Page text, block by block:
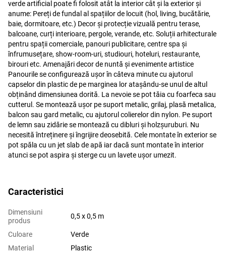
verde artificial poate fi folosit atât la interior cât și la exterior și
anume: Pereți de fundal al spațiilor de locuit (hol, living, bucătărie,
baie, dormitoare, etc.) Decor și protecție vizuală pentru terase,
balcoane, curți interioare, pergole, verande, etc. Soluții arhitecturale
pentru spații comerciale, panouri publicitare, centre spa și
înfrumusețare, show-room-uri, studiouri, hoteluri, restaurante,
birouri etc. Amenajări decor de nuntă și evenimente artistice
Panourile se configurează ușor în câteva minute cu ajutorul
capselor din plastic de pe marginea lor atașându-se unul de altul
obținând dimensiunea dorită. La nevoie se pot tăia cu foarfeca sau
cutterul. Se montează ușor pe suport metalic, grilaj, plasă metalica,
balcon sau gard metalic, cu ajutorul colierelor din nylon. Pe suport
de lemn sau zidărie se montează cu dibluri și holzșuruburi. Nu
necesită întreținere și îngrijire deosebită. Cele montate în exterior se
pot spăla cu un jet slab de apă iar dacă sunt montate în interior
atunci se pot aspira și sterge cu un lavete ușor umezit.
Caracteristici
Dimensiuni
produs
0,5 x 0,5 m
Culoare
Verde
Material
Plastic